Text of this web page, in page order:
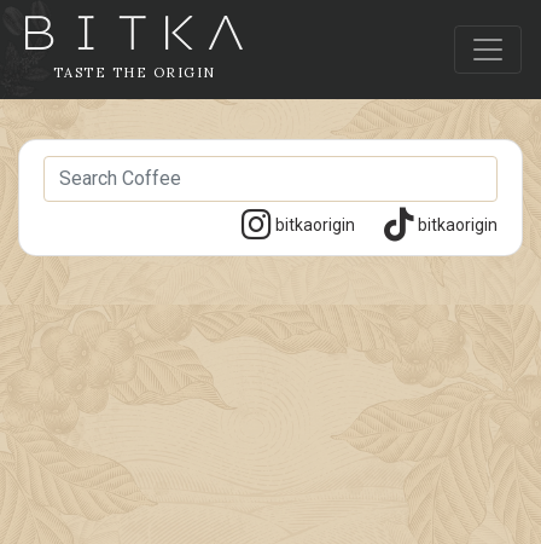
TASTE THE ORIGIN
bitkaorigin bitkaorigin